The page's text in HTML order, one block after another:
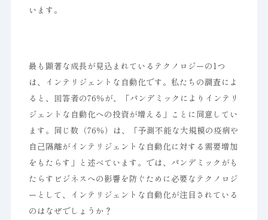
います。
最も顕著な成長が見込まれているテクノロジーの1つ
は、インテリジェントな自動化です。私たちの調査によ
ると、回答者の76％が、「パンデミックによりインテリ
ジェントな自動化への投資が増える」ことに同意してい
ます。同じ数（76％）は、「予測不能な大規模の疫病や
自己隔離がインテリジェントな自動化に対する需要増加
をもたらす」と述べています。では、パンデミックがも
たらすビジネスへの影響を防ぐために必要なテクノロジ
ーとして、インテリジェントな自動化が注目されている
のはなぜでしょうか？